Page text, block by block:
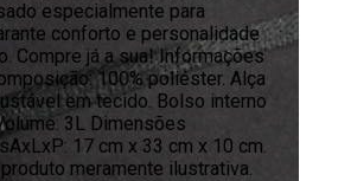
especialmente para
conforto e personalidade
Compre já a sua! Informações
100% poliéster. Alça
em tecido. Bolso interno
3L Dimensões
17 cm x 33 cm x 10 cm.
meramente ilustrativa.